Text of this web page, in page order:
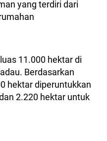
yang terdiri dari
11.000 hektar di
Berdasarkan
hektar diperuntukkan
2.220 hektar untuk